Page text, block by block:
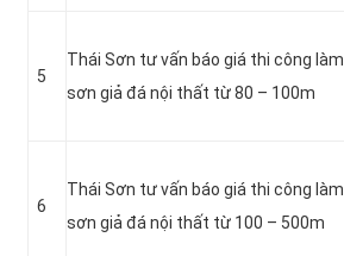
5
Thái Sơn tư vấn báo giá thi công làm
sơn giả đá nội thất từ 80 – 100m
6
Thái Sơn tư vấn báo giá thi công làm
sơn giả đá nội thất từ 100 – 500m